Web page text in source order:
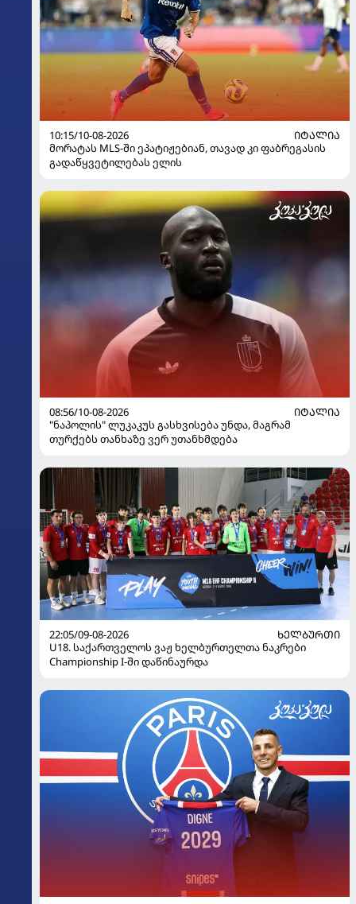
10:15/10-08-2026
ᲘᲢᲐᲚᲘᲐ
მორატას MLS-ში ეპატიჟებიან, თავად კი ფაბრეგასის
გადაწყვეტილებას ელის
08:56/10-08-2026
ᲘᲢᲐᲚᲘᲐ
"ნაპოლის" ლუკაკუს გასხვისება უნდა, მაგრამ
თურქებს თანხაზე ვერ უთანხმდება
22:05/09-08-2026
ᲮᲔᲚᲑᲣᲠᲗᲘ
U18. საქართველოს ვაჟ ხელბურთელთა ნაკრები
Championship I-ში დაწინაურდა